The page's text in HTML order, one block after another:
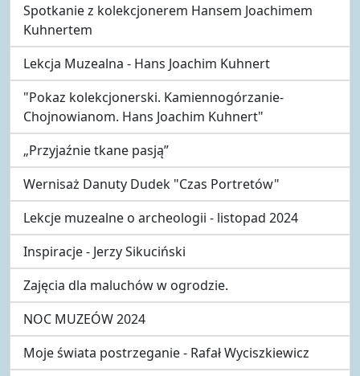
Spotkanie z kolekcjonerem Hansem Joachimem
Kuhnertem
Lekcja Muzealna - Hans Joachim Kuhnert
"Pokaz kolekcjonerski. Kamiennogórzanie-
Chojnowianom. Hans Joachim Kuhnert"
„Przyjaźnie tkane pasją”
Wernisaż Danuty Dudek "Czas Portretów"
Lekcje muzealne o archeologii - listopad 2024
Inspiracje - Jerzy Sikuciński
Zajęcia dla maluchów w ogrodzie.
NOC MUZEÓW 2024
Moje świata postrzeganie - Rafał Wyciszkiewicz